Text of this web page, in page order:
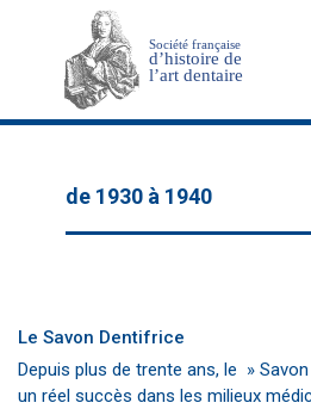
de 1930 à 1940
Le Savon Dentifrice
Depuis plus de trente ans, le »
un réel succès dans les milieux